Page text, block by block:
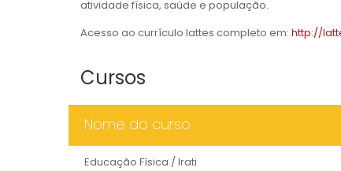
atividade física, saúde e população.
Acesso ao currículo lattes completo em: http://
Cursos
Nome do curso
Educação Física / Irati